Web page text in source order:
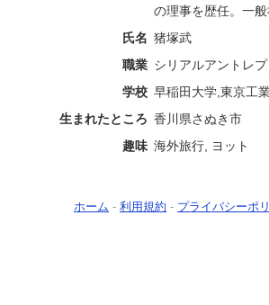
の理事を歴任。一般
氏名 猪塚武
職業 シリアルアントレ
学校 早稲田大学,東京工
生まれたところ 香川県さぬき市
趣味 海外旅行, ヨット
ホーム - 利用規約 - プライバシーポ